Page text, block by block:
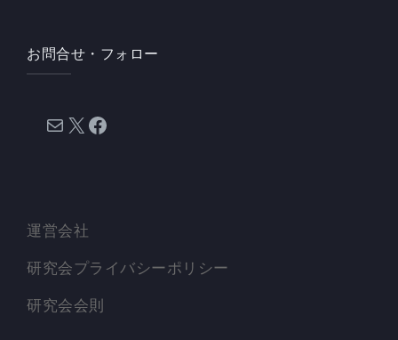
お問合せ・フォロー
メール X Facebook
運営会社
研究会プライバシーポリシー
研究会会則